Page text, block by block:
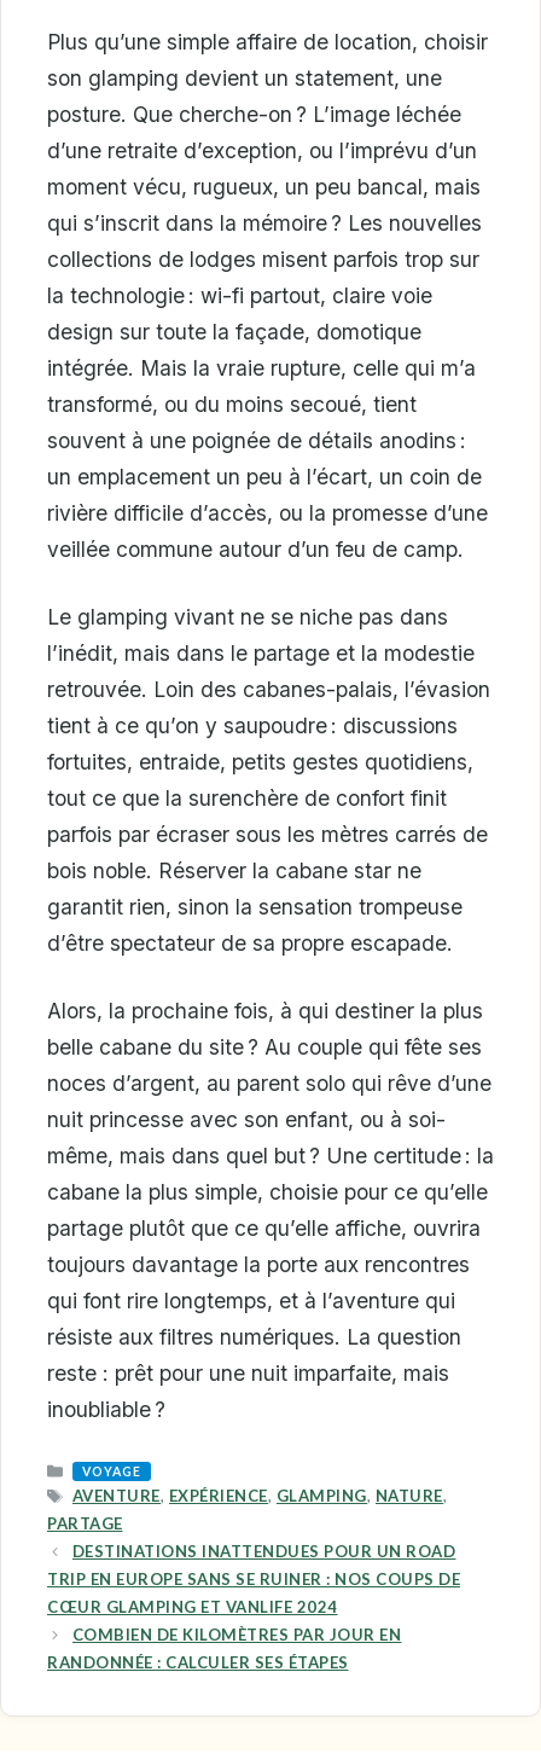
Plus qu’une simple affaire de location, choisir
son glamping devient un statement, une
posture. Que cherche-on ? L’image léchée
d’une retraite d’exception, ou l’imprévu d’un
moment vécu, rugueux, un peu bancal, mais
qui s’inscrit dans la mémoire ? Les nouvelles
collections de lodges misent parfois trop sur
la technologie : wi-fi partout, claire voie
design sur toute la façade, domotique
intégrée. Mais la vraie rupture, celle qui m’a
transformé, ou du moins secoué, tient
souvent à une poignée de détails anodins :
un emplacement un peu à l’écart, un coin de
rivière difficile d’accès, ou la promesse d’une
veillée commune autour d’un feu de camp.
Le glamping vivant ne se niche pas dans
l’inédit, mais dans le partage et la modestie
retrouvée. Loin des cabanes-palais, l’évasion
tient à ce qu’on y saupoudre : discussions
fortuites, entraide, petits gestes quotidiens,
tout ce que la surenchère de confort finit
parfois par écraser sous les mètres carrés de
bois noble. Réserver la cabane star ne
garantit rien, sinon la sensation trompeuse
d’être spectateur de sa propre escapade.
Alors, la prochaine fois, à qui destiner la plus
belle cabane du site ? Au couple qui fête ses
noces d’argent, au parent solo qui rêve d’une
nuit princesse avec son enfant, ou à soi-
même, mais dans quel but ? Une certitude : la
cabane la plus simple, choisie pour ce qu’elle
partage plutôt que ce qu’elle affiche, ouvrira
toujours davantage la porte aux rencontres
qui font rire longtemps, et à l’aventure qui
résiste aux filtres numériques. La question
reste : prêt pour une nuit imparfaite, mais
inoubliable ?
CATEGORIES
VOYAGE
TAGS
AVENTURE, EXPÉRIENCE, GLAMPING, NATURE,
PARTAGE
DESTINATIONS INATTENDUES POUR UN ROAD
TRIP EN EUROPE SANS SE RUINER : NOS COUPS DE
CŒUR GLAMPING ET VANLIFE 2024
COMBIEN DE KILOMÈTRES PAR JOUR EN
RANDONNÉE : CALCULER SES ÉTAPES